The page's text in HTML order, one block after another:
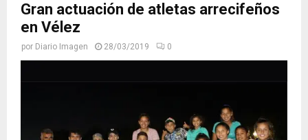
Gran actuación de atletas arrecifeños
en Vélez
por Diario Imagen 28/03/2019 0